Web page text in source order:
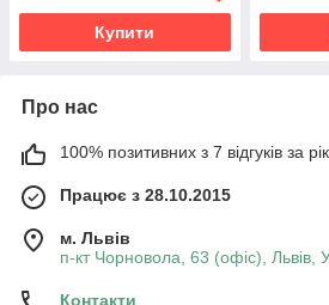
Купити
Про нас
100% позитивних з 7 відгуків за рік
Працює з 28.10.2015
м. Львів
п-кт Чорновола, 63 (офіс), Львів,
Контакти